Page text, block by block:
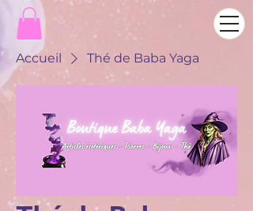
Accueil Thé de Baba Yaga